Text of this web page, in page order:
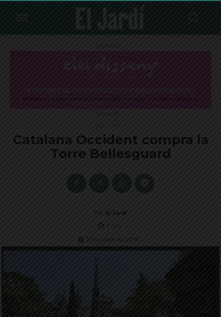
Publicitat
Publicitat
Catalana Occident compra la
Torre Bellesguard
Per El Jardí
1 min.
23 de juliol de 2018